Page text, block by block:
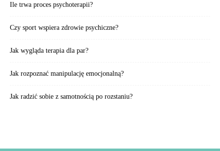
Ile trwa proces psychoterapii?
Czy sport wspiera zdrowie psychiczne?
Jak wygląda terapia dla par?
Jak rozpoznać manipulację emocjonalną?
Jak radzić sobie z samotnością po rozstaniu?